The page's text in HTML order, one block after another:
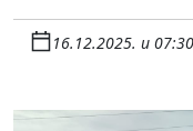
16.12.2025. u 07:30